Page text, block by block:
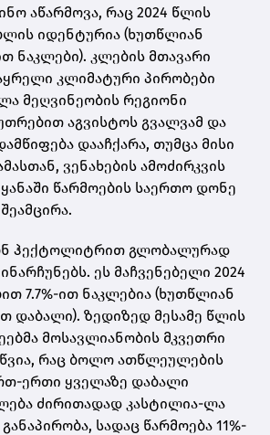
აწარმოვა, რაც 2024 წლის
იდენტურია (ხუთწლიან
ნაკლები). კლების მთავარი
კლიმატური პირობები
მეღვინეობის რეგიონი
აგვისტოს გვალვამ და
დააჩქარა, თუმცა მისი
ვენახების ამოძირკვის
წარმოების საერთო დონე
ჰექტოლიტრით გლობალურად
ეს მაჩვენებელი 2024
7.7%-ით ნაკლებია (ხუთწლიან
დაბალი). ზედიზედ მესამე წლის
მოსავლიანობის მკვეთრი
რაც ბოლო ათწლეულების
ერთი ყველაზე დაბალი
ძირითადად კასტილია-ლა
სადაც წარმოება 11%-